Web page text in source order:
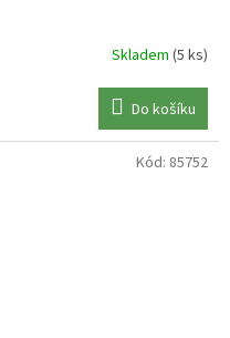
Skladem (5 ks)
Do košíku
Kód: 85752